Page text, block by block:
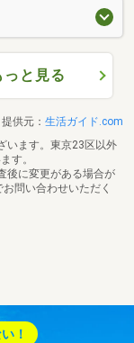
と見る
供元： 生活ガイド.com
います。東京23区以外
す。
後に変更がある場合が
問い合わせいただく
！